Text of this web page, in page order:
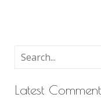
Latest